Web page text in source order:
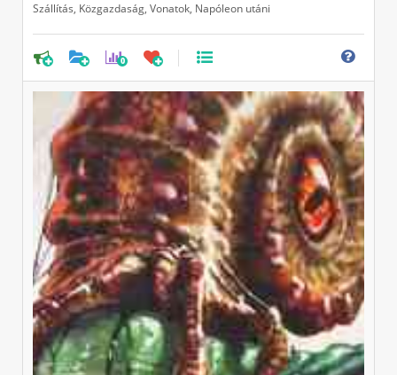
Szállítás Közgazdaság Vonatok Napóleon utáni
0